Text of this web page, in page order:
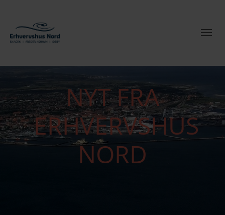
NYT FRA
ERHVERVSHUS
NORD